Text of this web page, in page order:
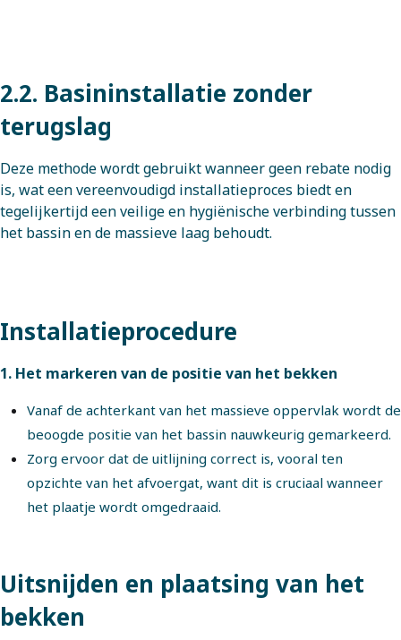
2.2. Basininstallatie zonder
terugslag
Deze methode wordt gebruikt wanneer geen rebate nodig
is, wat een vereenvoudigd installatieproces biedt en
tegelijkertijd een veilige en hygiënische verbinding tussen
het bassin en de massieve laag behoudt.
Installatieprocedure
1. Het markeren van de positie van het bekken
Vanaf de achterkant van het massieve oppervlak wordt de
beoogde positie van het bassin nauwkeurig gemarkeerd.
Zorg ervoor dat de uitlijning correct is, vooral ten
opzichte van het afvoergat, want dit is cruciaal wanneer
het plaatje wordt omgedraaid.
Uitsnijden en plaatsing van het
bekken